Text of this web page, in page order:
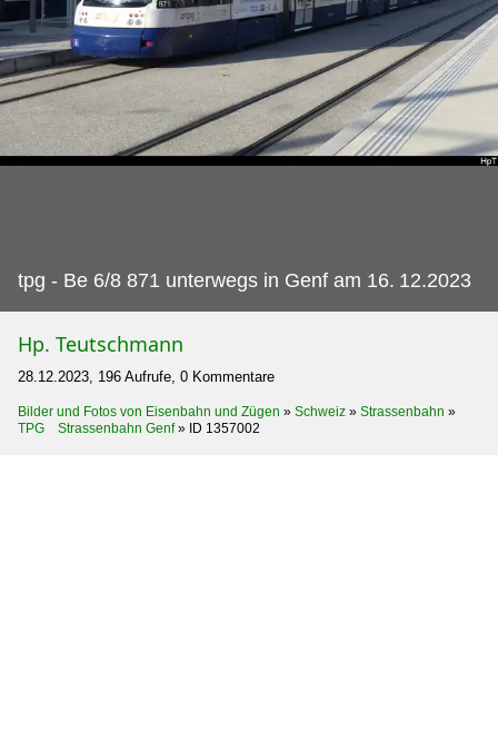
tpg - Be 6/8 871 unterwegs in Genf am 16. 12.2023
Hp. Teutschmann
28.12.2023, 196 Aufrufe, 0 Kommentare
Bilder und Fotos von Eisenbahn und Zügen » Schweiz » Strassenbahn »
TPG Strassenbahn Genf» ID 1357002